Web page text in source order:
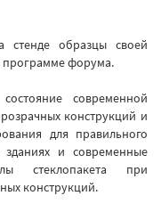
стенде образцы своей
программе форума.
современной
конструкций и
для правильного
и современные
стеклопакета при
конструкций.